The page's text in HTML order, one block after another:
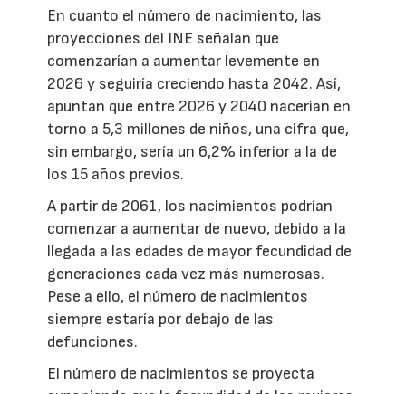
En cuanto el número de nacimiento, las
proyecciones del INE señalan que
comenzarían a aumentar levemente en
2026 y seguiría creciendo hasta 2042. Así,
apuntan que entre 2026 y 2040 nacerían en
torno a 5,3 millones de niños, una cifra que,
sin embargo, sería un 6,2% inferior a la de
los 15 años previos.
A partir de 2061, los nacimientos podrían
comenzar a aumentar de nuevo, debido a la
llegada a las edades de mayor fecundidad de
generaciones cada vez más numerosas.
Pese a ello, el número de nacimientos
siempre estaría por debajo de las
defunciones.
El número de nacimientos se proyecta